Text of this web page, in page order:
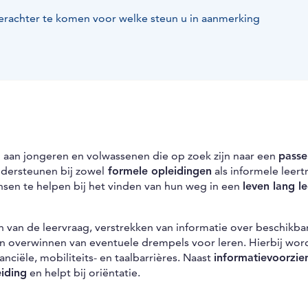
te komen voor welke steun u in aanmerking
aan jongeren en volwassenen die op zoek zijn naar een
bij zowel formele opleidingen als informele
te helpen bij het vinden van hun weg in een leven lang
de leervraag, verstrekken van informatie over
overwinnen van eventuele drempels voor leren. Hierbij
mobiliteits- en taalbarrières. Naast
en helpt bij oriëntatie.